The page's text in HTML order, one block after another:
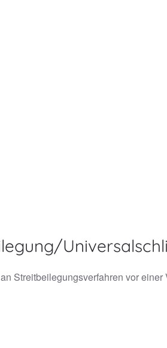
Streitbeilegungsverfahren vor